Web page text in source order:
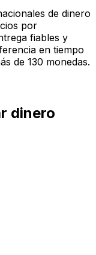
de dinero
por
fiables y
en tiempo
de 130 monedas.
dinero